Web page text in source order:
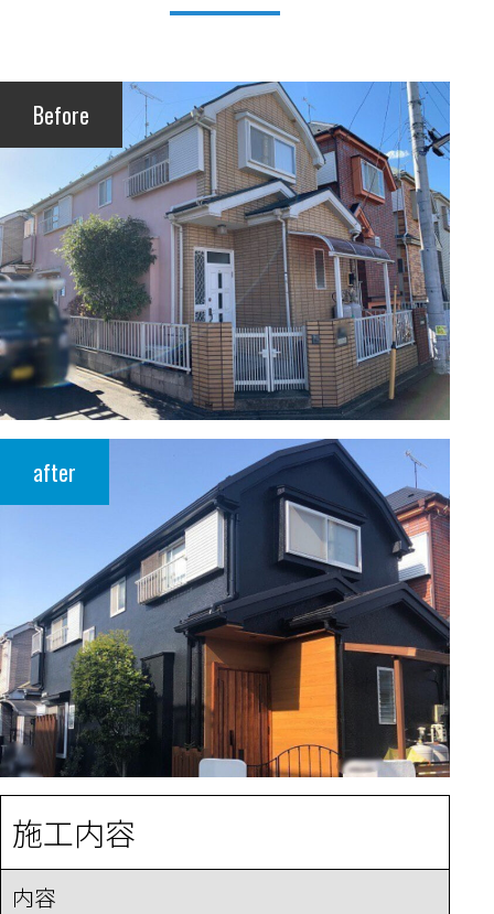
Before
after
施工内容
内容